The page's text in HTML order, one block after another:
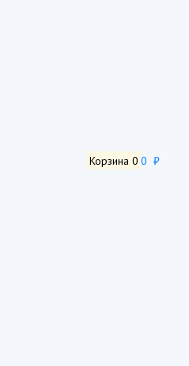
Корзина 0 0 ₽